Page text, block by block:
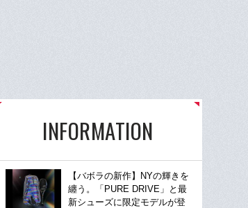
INFORMATION
【バボラの新作】NYの輝きを
纏う。「PURE DRIVE」と最
新シューズに限定モデルが登